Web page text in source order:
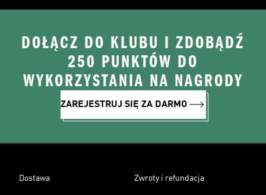
DOŁĄCZ DO KLUBU I ZDOBĄDŹ
250 PUNKTÓW DO
WYKORZYSTANIA NA NAGRODY
ZAREJESTRUJ SIĘ ZA DARMO
Dostawa Zwroty i refundacja